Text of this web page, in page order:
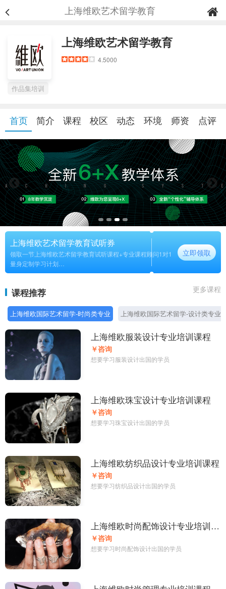
上海维欧艺术留学教育
上海维欧艺术留学教育
4.5000
作品集培训
首页 简介 课程 校区 动态 环境 师资 点评
上海维欧艺术留学教育试听券
领取一节上海维欧艺术留学教育试听课程+专业课程顾问1对1
量身定制学习计划
长期
立即领取
课程推荐 更多课程
上海维欧国际艺术留学-时尚类专业 上海维欧国际艺术留学-设计类专业
上海维欧服装设计专业培训课程
￥咨询
想要学习服装设计出国的学员
上海维欧珠宝设计专业培训课程
￥咨询
想要学习珠宝设计出国的学员
上海维欧纺织品设计专业培训课程
￥咨询
想要学习纺织品设计出国的学员
上海维欧时尚配饰设计专业培训课
程
￥咨询
想要学习时尚配饰设计出国的学员